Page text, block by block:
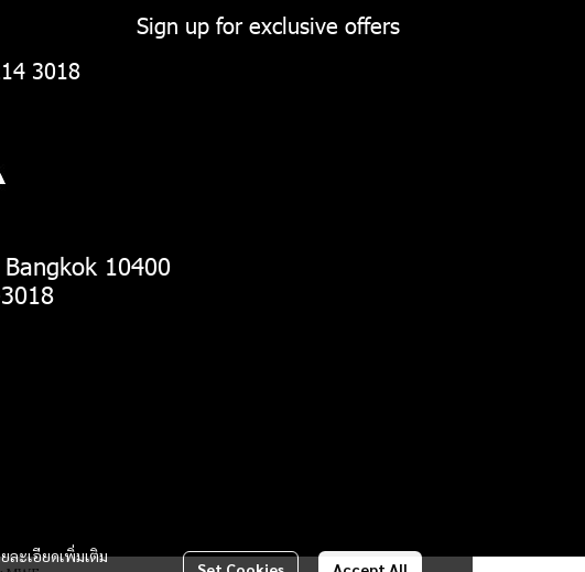
ะเอียดเพิ่มเติม
3018
Sign up for exclusive offers
10400